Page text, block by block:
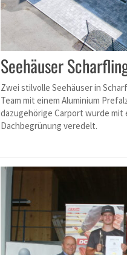
Seehäuser
Zwei stilvolle Seehäuser in
Team mit einem Aluminium
dazugehörige Carport wurde
Dachbegrünung veredelt.